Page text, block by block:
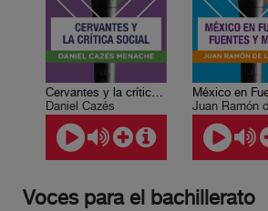
Cervantes y la crítica social
Daniel Cazés
Voces para el bachillerato